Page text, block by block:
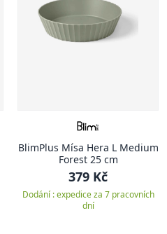
BlimPlus Mísa Hera L Medium
Forest 25 cm
379 Kč
Dodání : expedice za 7 pracovních
dní